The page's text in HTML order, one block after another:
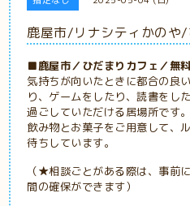
鹿屋市/リナシティかのや/
■鹿屋市／ひだまりカフェ／無料
気持ちが向いたときに都合の良
り、ゲームをしたり、読書を
過ごしていただける居場所です。
飲み物とお菓子をご用意して、
待ちしています。
（★相談ごとがある際は、事前
間の確保ができます）